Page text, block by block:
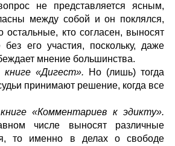
не представляется ясным,
между собой и он поклялся,
остальные, кто согласен, выносят
его участия, поскольку, даже
мнение большинства.
«Дигест».
Но (лишь) тогда
принимают решение, когда все
«Комментариев к эдикту».
числе выносят различные
то именно в делах о свободе